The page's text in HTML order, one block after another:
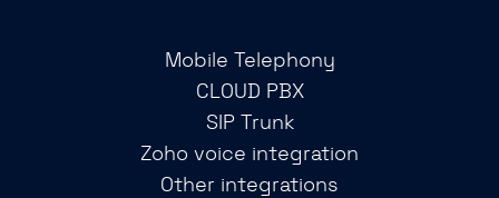
Mobile Telephony
CLOUD PBX
SIP Trunk
Zoho voice integration
Other integrations